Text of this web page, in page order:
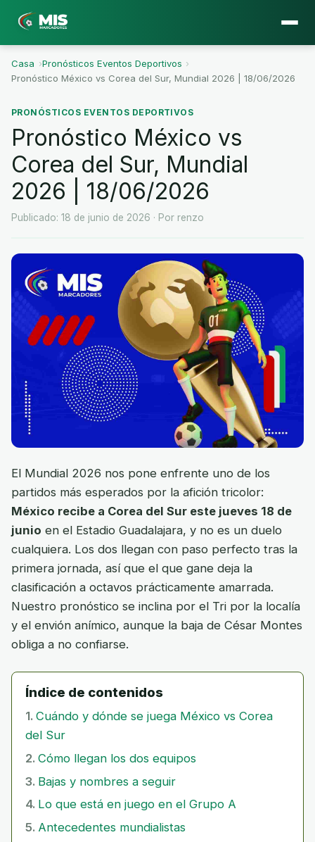
Casa ›Pronósticos Eventos Deportivos ›
Pronóstico México vs Corea del Sur, Mundial 2026 | 18/06/2026
PRONÓSTICOS EVENTOS DEPORTIVOS
Pronóstico México vs
Corea del Sur, Mundial
2026 | 18/06/2026
Publicado: 18 de junio de 2026 · Por renzo
El Mundial 2026 nos pone enfrente uno de los
partidos más esperados por la afición tricolor:
México recibe a Corea del Sur este jueves 18 de
junio en el Estadio Guadalajara, y no es un duelo
cualquiera. Los dos llegan con paso perfecto tras la
primera jornada, así que el que gane deja la
clasificación a octavos prácticamente amarrada.
Nuestro pronóstico se inclina por el Tri por la localía
y el envión anímico, aunque la baja de César Montes
obliga a no confiarse.
Índice de contenidos
Cuándo y dónde se juega México vs Corea
del Sur
Cómo llegan los dos equipos
Bajas y nombres a seguir
Lo que está en juego en el Grupo A
Antecedentes mundialistas